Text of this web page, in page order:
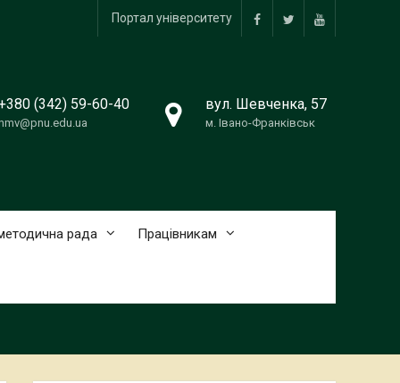
FacebookTwitter YouTube
Портал університету
(342) 59-60-40 вул. Шевченка, 57
м. Івано-Франківськ
рада Працівникам